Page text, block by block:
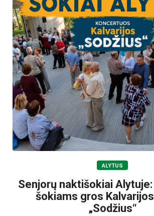
ALYTUS
Senjorų naktišokiai
šokiams gros
„Sodžius“